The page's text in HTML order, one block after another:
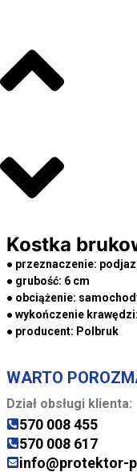
Kostka
● przeznaczenie:
● grubość: 6 cm
● obciążenie:
● wykończenie krawędzi:
● producent: Polbruk
WARTO
Dział obsługi klienta:
570 008 455
570 008 617
info@protektor-